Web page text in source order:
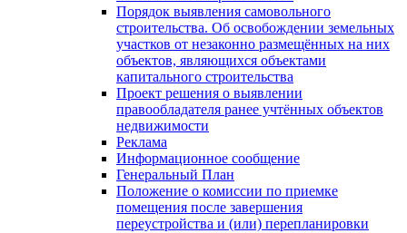
Порядок выявления самовольного
строительства. Об освобождении земельных
участков от незаконно размещённых на них
объектов, являющихся объектами
капитального строительства
Проект решения о выявлении
правообладателя ранее учтённых объектов
недвижимости
Реклама
Информационное сообщение
Генеральный План
Положение о комиссии по приемке
помещения после завершения
переустройства и (или) перепланировки